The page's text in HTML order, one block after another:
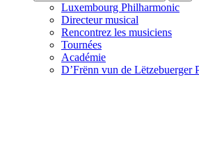
Luxembourg Philharmonic
Directeur musical
Rencontrez les musiciens
Tournées
Académie
D’Frënn vun de Lëtzebuerger